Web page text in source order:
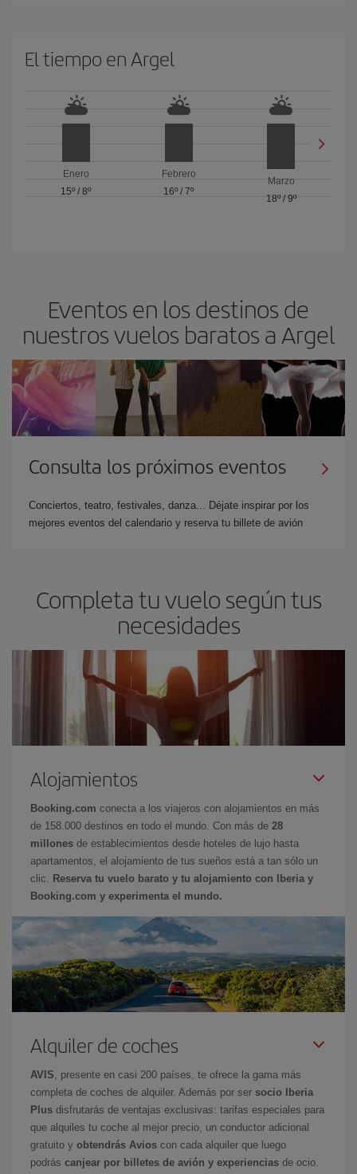
El tiempo en Argel
Enero
15º /8º
Febrero
16º / 7º
Marzo
18º/ 9º
Eventos en los destinos de
nuestros vuelos baratos a Argel
Consulta los próximos eventos
Conciertos, teatro, festivales, danza... Déjate inspirar por los
mejores eventos del calendario y reserva tu billete de avión
Completa tu vuelo según tus
necesidades
Alojamientos
Booking.com conecta a los viajeros con alojamientos en más
de 158.000 destinos en todo el mundo. Con más de 28
millones de establecimientos desde hoteles de lujo hasta
apartamentos, el alojamiento de tus sueños está a tan sólo un
clic.
Reserva tu vuelo barato y tu alojamiento con Iberia y
Booking.com y experimenta el mundo.
Alquiler de coches
AVIS , presente en casi 200 países, te ofrece la gama más
completa de coches de alquiler. Además por ser socio Iberia
Plus disfrutarás de ventajas exclusivas: tarifas especiales para
que alquiles tu coche al mejor precio, un conductor adicional
gratuito y obtendrás Avios con cada alquiler que luego
podrás canjear por billetes de avión y experiencias de ocio.